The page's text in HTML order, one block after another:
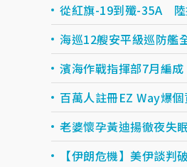
從紅旗-19到殲-35A 陸
海巡12艘安平級巡防
濱海作戰指揮部7月編
百萬人註冊EZ Way爆
老婆懷孕黃迪揚徹夜失
【伊朗危機】美伊談